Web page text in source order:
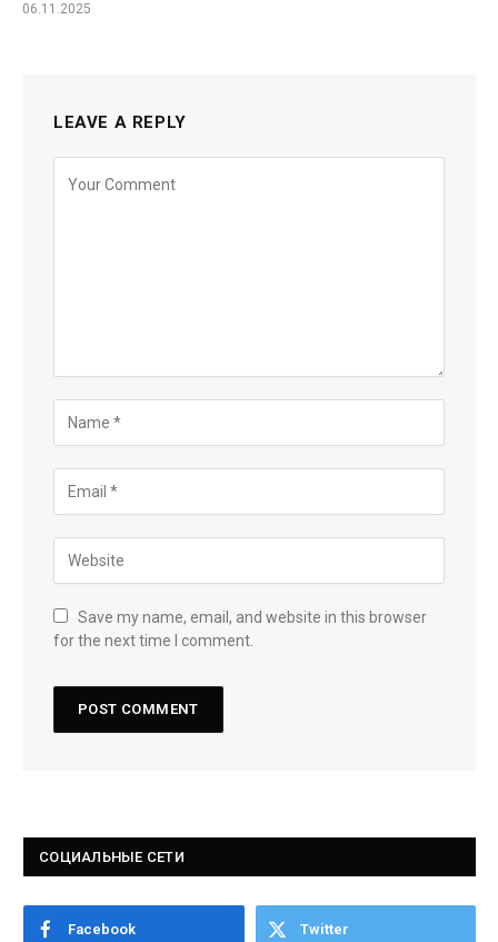
06.11.2025
LEAVE A REPLY
Save my name, email, and website in this browser
for the next time I comment.
СОЦИАЛЬНЫЕ СЕТИ
Facebook Twitter